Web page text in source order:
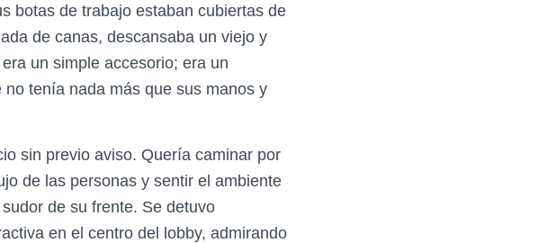
botas de trabajo estaban cubiertas de
de canas, descansaba un viejo y
un simple accesorio; era un
tenía nada más que sus manos y
sin previo aviso. Quería caminar por
de las personas y sentir el ambiente
de su frente. Se detuvo
en el centro del lobby, admirando